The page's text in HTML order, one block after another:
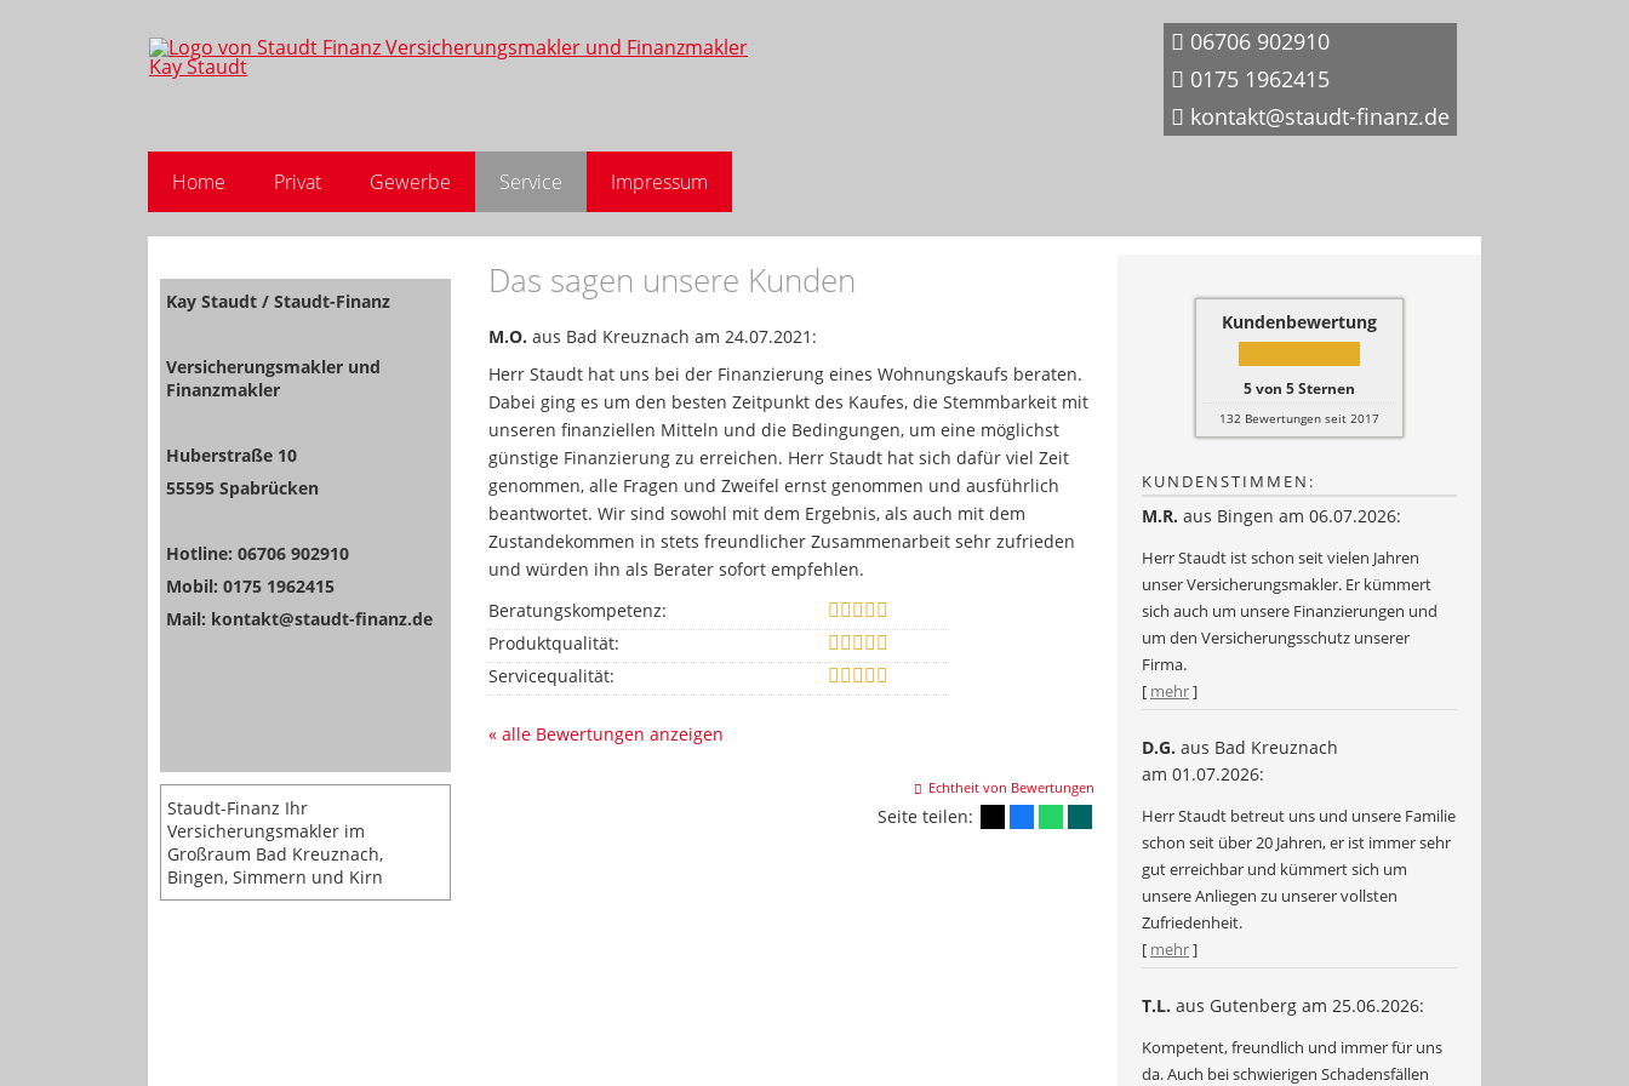
06706 902910
0175 1962415
kontakt@staudt-finanz.de
Home Privat Gewerbe Service Impressum
Kay Staudt / Staudt-Finanz
Versicherungsmakler und
Finanzmakler
Huberstraße 10
55595 Spabrücken
Hotline: 06706 902910
Mobil: 0175 1962415
Mail: kontakt@staudt-finanz.de
Staudt-Finanz Ihr
Versicherungsmakler im
Großraum Bad Kreuznach,
Bingen, Simmern und Kirn
Kundenbewertung
5von 5Sternen
132 Bewertungen seit 2017
KUNDENSTIMMEN:
M.R. aus Bingen am 06.07.2026:
Herr Staudt ist schon seit vielen Jahren
unser Versicherungsmakler. Er kümmert
sich auch um unsere Finanzierungen und
um den Versicherungsschutz unserer
Firma.
[ mehr]
D.G. aus Bad Kreuznach
am 01.07.2026:
Herr Staudt betreut uns und unsere Familie
schon seit über 20 Jahren, er ist immer sehr
gut erreichbar und kümmert sich um
unsere Anliegen zu unserer vollsten
Zufriedenheit.
[ mehr]
T.L. aus Gutenberg am 25.06.2026:
Kompetent, freundlich und immer für uns
da. Auch bei schwierigen Schadensfällen
Das sagen unsere Kunden
M.O. aus Bad Kreuznach am 24.07.2021:
Herr Staudt hat uns bei der Finanzierung eines Wohnungskaufs beraten.
Dabei ging es um den besten Zeitpunkt des Kaufes, die Stemmbarkeit mit
unseren finanziellen Mitteln und die Bedingungen, um eine möglichst
günstige Finanzierung zu erreichen. Herr Staudt hat sich dafür viel Zeit
genommen, alle Fragen und Zweifel ernst genommen und ausführlich
beantwortet. Wir sind sowohl mit dem Ergebnis, als auch mit dem
Zustandekommen in stets freundlicher Zusammenarbeit sehr zufrieden
und würden ihn als Berater sofort empfehlen.
Beratungskompetenz:
Produktqualität:
Servicequalität:
« alle Bewertungen anzeigen
Echtheit von Bewertungen
Seite teilen: